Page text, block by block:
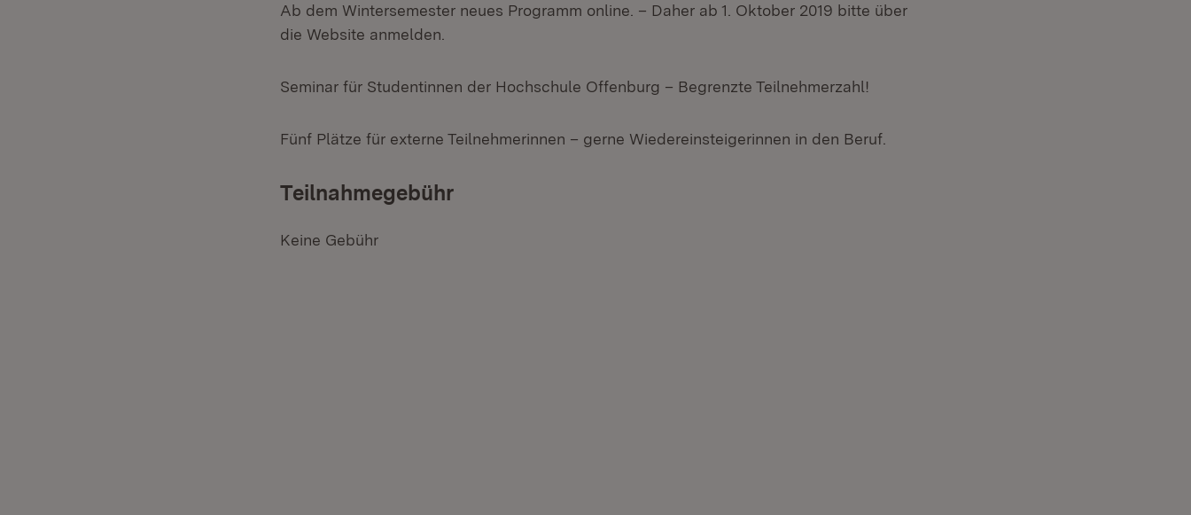
Ab dem Wintersemester neues Programm online. – Daher ab 1. Oktober 2019 bitte über
die Website anmelden.
Seminar für Studentinnen der Hochschule Offenburg – Begrenzte Teilnehmerzahl!
Fünf Plätze für externe Teilnehmerinnen – gerne Wiedereinsteigerinnen in den Beruf.
Teilnahmegebühr
Keine Gebühr